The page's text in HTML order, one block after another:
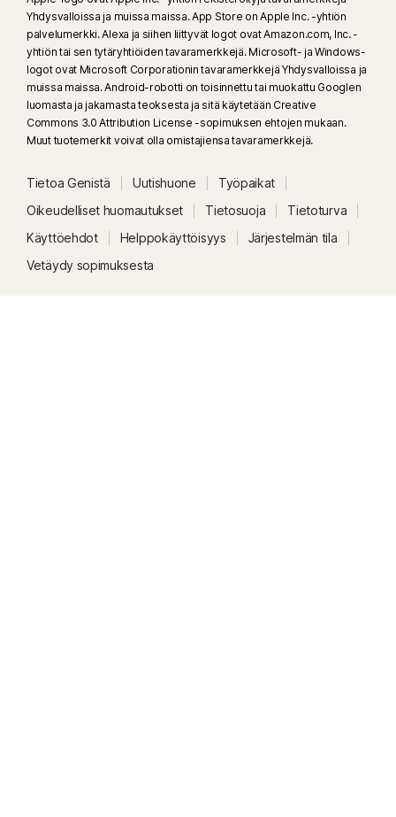
Yhdysvalloissa ja muissa maissa. App Store on Apple Inc. -yhtiön
palvelumerkki. Alexa ja siihen liittyvät logot ovat Amazon.com, Inc. -
yhtiön tai sen tytäryhtiöiden tavaramerkkejä. Microsoft- ja Windows-
logot ovat Microsoft Corporationin tavaramerkkejä Yhdysvalloissa ja
muissa maissa. Android-robotti on toisinnettu tai muokattu Googlen
luomasta ja jakamasta teoksesta ja sitä käytetään Creative
Commons 3.0 Attribution License -sopimuksen ehtojen mukaan.
Muut tuotemerkit voivat olla omistajiensa tavaramerkkejä.
Tietoa Genistä Uutishuone
Työpaikat
Oikeudelliset huomautukset
Tietosuoja
Tietoturva
Käyttöehdot
Helppokäyttöisyys
Järjestelmän tila
Vetäydy sopimuksesta